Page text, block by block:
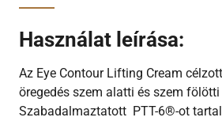
Használat leírása:
Az Eye Contour Lifting Cream
öregedés szem alatti és szem fölötti
Szabadalmaztatott PTT-6®-ot